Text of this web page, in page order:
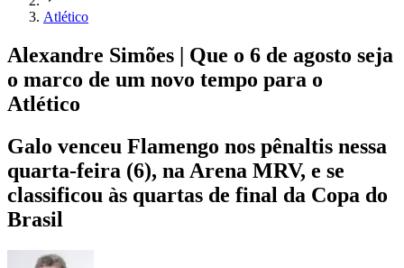
Atlético
Alexandre Simões | Que o 6 de agosto seja
o marco de um novo tempo para o
Atlético
Galo venceu Flamengo nos pênaltis nessa
quarta-feira (6), na Arena MRV, e se
classificou às quartas de final da Copa do
Brasil